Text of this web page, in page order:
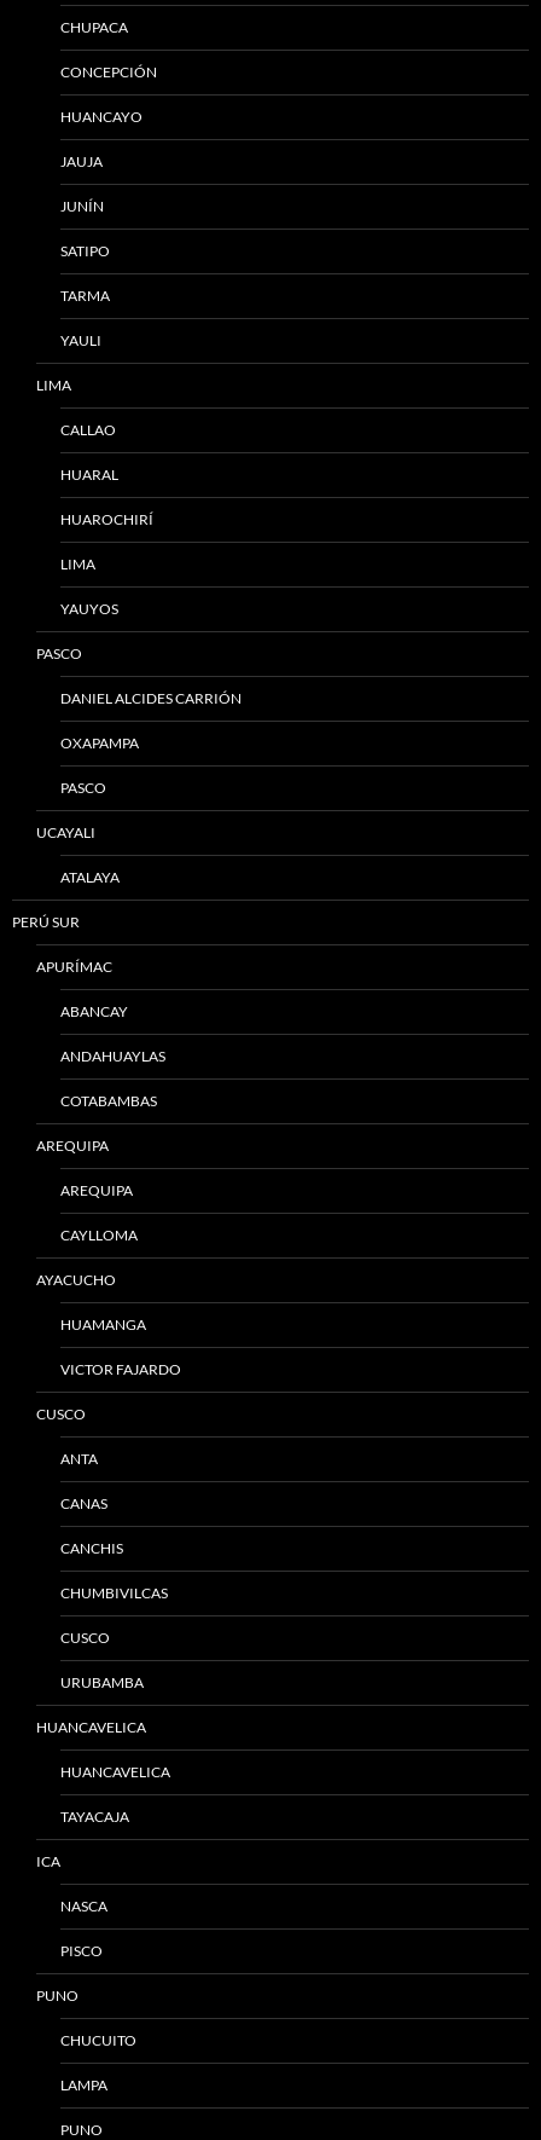
CHUPACA
CONCEPCIÓN
HUANCAYO
JAUJA
JUNÍN
SATIPO
TARMA
YAULI
LIMA
CALLAO
HUARAL
HUAROCHIRÍ
LIMA
YAUYOS
PASCO
DANIEL ALCIDES CARRIÓN
OXAPAMPA
PASCO
UCAYALI
ATALAYA
PERÚ SUR
APURÍMAC
ABANCAY
ANDAHUAYLAS
COTABAMBAS
AREQUIPA
AREQUIPA
CAYLLOMA
AYACUCHO
HUAMANGA
VICTOR FAJARDO
CUSCO
ANTA
CANAS
CANCHIS
CHUMBIVILCAS
CUSCO
URUBAMBA
HUANCAVELICA
HUANCAVELICA
TAYACAJA
ICA
NASCA
PISCO
PUNO
CHUCUITO
LAMPA
PUNO